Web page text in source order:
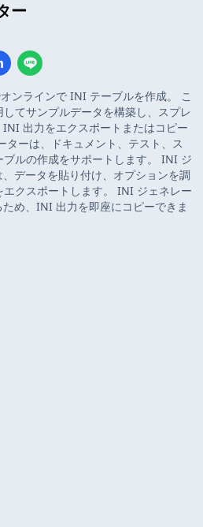
ー
ンラインで INI テーブルを作成。 こ
てサンプルデータを構築し、スプレ
出力をエクスポートまたはコピー
ターは、ドキュメント、テスト、ス
ルの作成をサポートします。 INI ジ
データを貼り付け、オプションを調
クスポートします。 INI ジェネレー
め、INI 出力を即座にコピーできま